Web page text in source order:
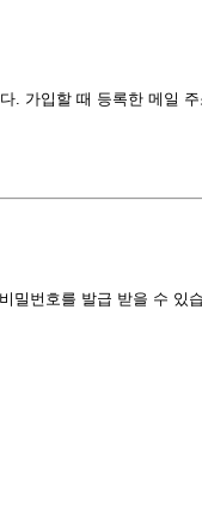
. 가입할 때 등록한 메일
밀번호를 발급 받을 수 있